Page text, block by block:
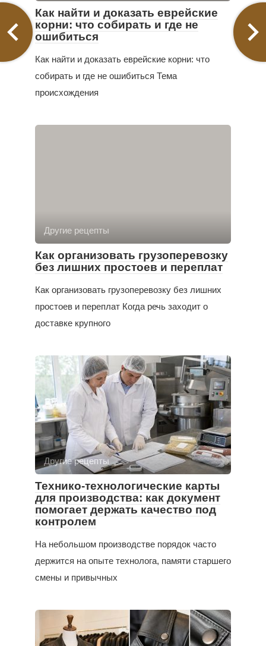
Как найти и доказать еврейские
корни: что собирать и где не
ошибиться
Как найти и доказать еврейские корни: что
собирать и где не ошибиться Тема
происхождения
Другие рецепты
Как организовать грузоперевозку
без лишних простоев и переплат
Как организовать грузоперевозку без лишних
простоев и переплат Когда речь заходит о
доставке крупного
Другие рецепты
Технико-технологические карты
для производства: как документ
помогает держать качество под
контролем
На небольшом производстве порядок часто
держится на опыте технолога, памяти старшего
смены и привычных